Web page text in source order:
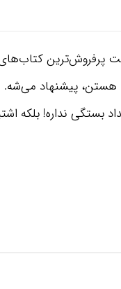
کتاب‌های
هستن، پیشنهاد
بستگی نداره! بلکه